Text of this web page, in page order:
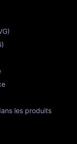
les produits